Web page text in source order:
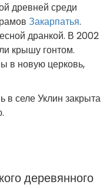
древней среди
Закарпатья.
дранкой. В 2002
крышу гонтом.
в новую церковь,
в селе Уклин закрыта
деревянного